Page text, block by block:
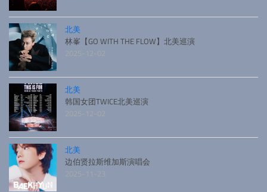
北美
林峯【GO WITH THE FLOW】北美巡演
2025-12-02
北美
韩国女团TWICE北美巡演
2025-12-02
北美
边伯贤拉斯维加斯演唱会
2025-11-23